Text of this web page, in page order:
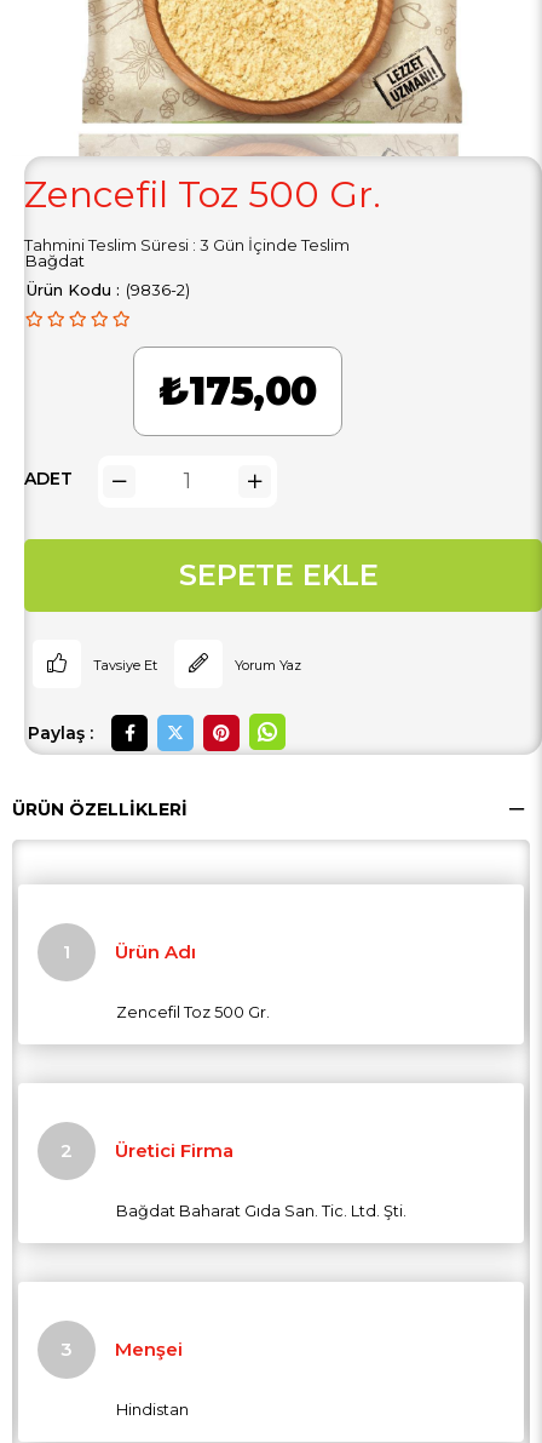
Zencefil Toz 500 Gr.
Tahmini Teslim Süresi : 3 Gün İçinde Teslim
Bağdat
(9836-2)
₺175,00
ADET
Tavsiye Et Yorum Yaz
Paylaş :
ÜRÜN ÖZELLIKLERI
Ürün Adı
Zencefil Toz 500 Gr.
Üretici Firma
Bağdat Baharat Gıda San. Tic. Ltd. Şti.
Menşei
Hindistan